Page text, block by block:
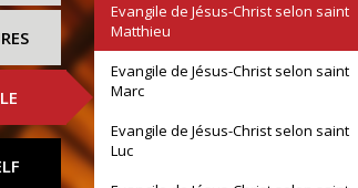
Evangile de Jésus-Christ selon saint
Matthieu
Evangile de Jésus-Christ selon saint
Marc
Evangile de Jésus-Christ selon saint
Luc